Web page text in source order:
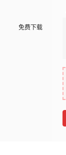
免费下载